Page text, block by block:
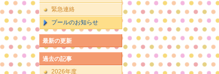
緊急連絡
プールのお知らせ
最新の更新
過去の記事
2026年度